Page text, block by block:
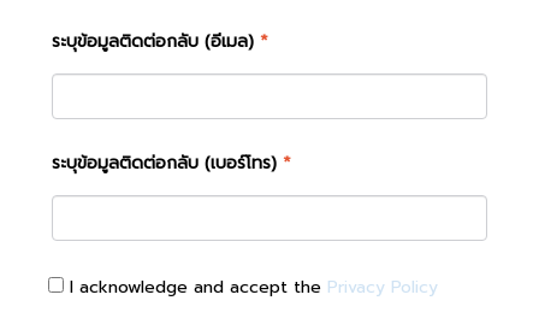
ระบุข้อมูลติดต่อกลับ (อีเมล) *
ระบุข้อมูลติดต่อกลับ (เบอร์โทร) *
I acknowledge and accept the Privacy Policy